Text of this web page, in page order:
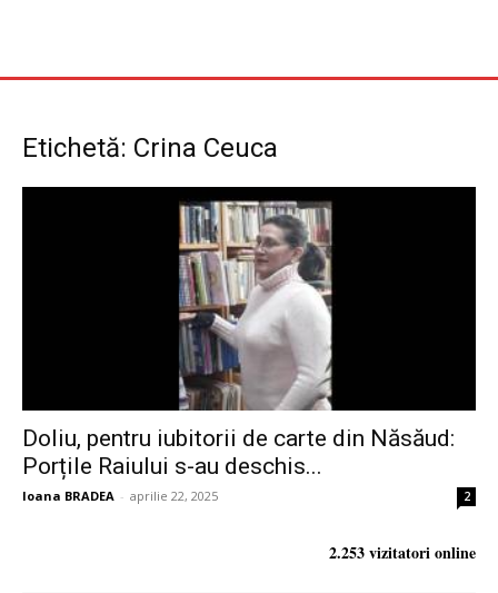
Etichetă: Crina Ceuca
Doliu, pentru iubitorii de carte din Năsăud:
Porțile Raiului s-au deschis...
Ioana BRADEA - aprilie 22, 2025 2
2.253 vizitatori online